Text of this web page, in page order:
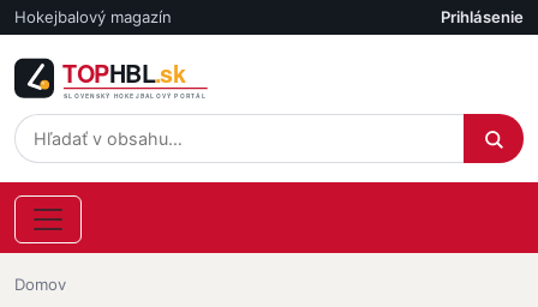
Skočiť na hlavný obsah
Hokejbalový magazín Účet
Prihlásenie
Omrvinka
Domov